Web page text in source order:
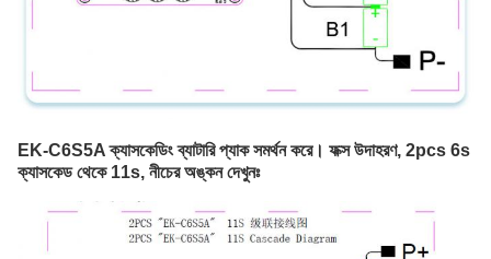
EK-C6S5A ক্যাসকেডিং ব্যাটারি প্যাক সমর্থন করে। ফক্স উদাহরণ, 2pcs 6s
ক্যাসকেড থেকে 11s, নীচের অঙ্কন দেখুনঃ